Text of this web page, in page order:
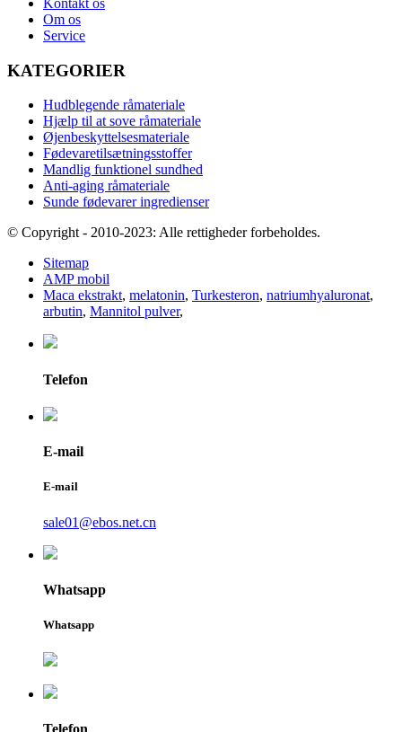
Kontakt os
Om os
Service
KATEGORIER
Hudblegende råmateriale
Hjælp til at sove råmateriale
Øjenbeskyttelsesmateriale
Fødevaretilsætningsstoffer
Mandlig funktionel sundhed
Anti-aging råmateriale
Sunde fødevarer ingredienser
© Copyright - 2010-2023: Alle rettigheder forbeholdes.
Sitemap
AMP mobil
Maca ekstrakt, melatonin, Turkesteron, natriumhyaluronat,
arbutin, Mannitol pulver,
Telefon
E-mail
E-mail
sale01@ebos.net.cn
Whatsapp
Whatsapp